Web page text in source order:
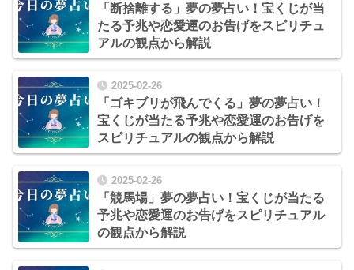
「断捨離する」夢の夢占い！宝くじが当
たる予兆や恋愛運のお告げをスピリチュ
アルの観点から解説
2025-02-26
「ゴキブリが飛んでくる」夢の夢占い！
宝くじが当たる予兆や恋愛運のお告げを
スピリチュアルの観点から解説
2025-02-26
「競馬場」夢の夢占い！宝くじが当たる
予兆や恋愛運のお告げをスピリチュアル
の観点から解説